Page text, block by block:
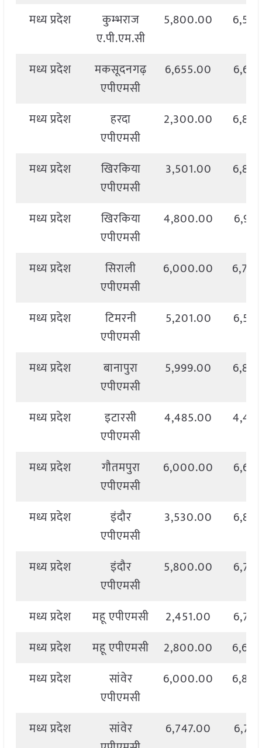
मध्य प्रदेश
कुम्भराज
ए.पी.एम.सी
5,800.00
मध्य प्रदेश
मकसूदनगढ़
एपीएमसी
6,655.00
मध्य प्रदेश
हरदा
एपीएमसी
2,300.00
मध्य प्रदेश
खिरकिया
एपीएमसी
3,501.00
मध्य प्रदेश
खिरकिया
एपीएमसी
4,800.00
मध्य प्रदेश
सिराली
एपीएमसी
6,000.00
मध्य प्रदेश
टिमरनी
एपीएमसी
5,201.00
मध्य प्रदेश
बानापुरा
एपीएमसी
5,999.00
मध्य प्रदेश
इटारसी
एपीएमसी
4,485.00
मध्य प्रदेश
गौतमपुरा
एपीएमसी
6,000.00
मध्य प्रदेश
इंदौर
एपीएमसी
3,530.00
मध्य प्रदेश
इंदौर
एपीएमसी
5,800.00
मध्य प्रदेश महू एपीएमसी 2,451.00
मध्य प्रदेश
महू एपीएमसी 2,800.00
मध्य प्रदेश
सांवेर
एपीएमसी
6,000.00
मध्य प्रदेश
सांवेर
6,747.00